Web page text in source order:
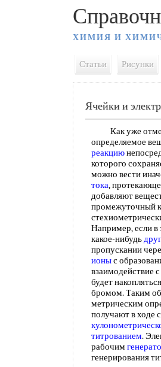
ХИМИЯ И
Статьи Рисунки
Ячейки и
Как уже
определяемое
реакцию
которого
можно вести
тока,
добавляют
промежуточный
Например, если в
какое-нибудь
пропускании
ионыс
взаимодействие
будет
бромом. Таким
метрическим
получают в ходе
титрованием.
рабочим
генерирования